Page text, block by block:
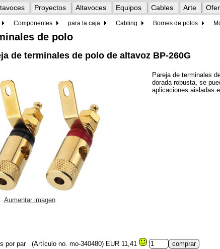
Proyectos Altavoces Equipos Cables Arte
Componentes para la caja Cabling Bornes de polos
de polo
de terminales de polo de altavoz BP-260G
Aumentar imagen
Pareja de terminales
dorada robusta, se
aplicaciones aisladas
por par (Artículo no. mo-340480) EUR 11,41